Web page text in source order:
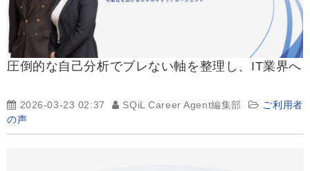
圧倒的な自己分析でブレない軸を整理し、IT業界へ
2026-03-23 02:37 SQiL Career Agent編集部
ご利用者
の声